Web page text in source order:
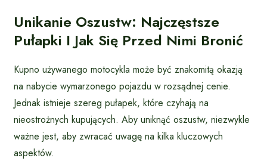
Unikanie Oszustw: Najczęstsze
Pułapki I Jak Się Przed Nimi Bronić
Kupno używanego motocykla może być znakomitą okazją
na nabycie wymarzonego pojazdu w rozsądnej cenie.
Jednak istnieje szereg pułapek, które czyhają na
nieostrożnych kupujących. Aby uniknąć oszustw, niezwykle
ważne jest, aby zwracać uwagę na kilka kluczowych
aspektów.